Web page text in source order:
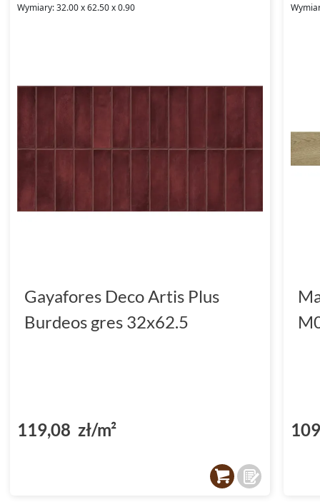
Wymiary: 32.00 x 62.50 x 0.90
Gayafores Deco Artis Plus
Burdeos gres 32x62.5
119,08 zł/m²